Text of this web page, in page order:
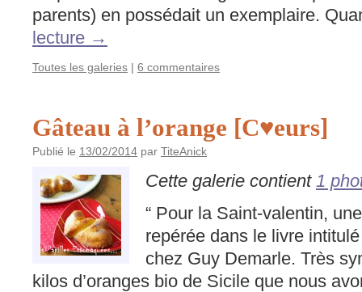
parents) en possédait un exemplaire.
lecture →
Toutes les galeries | 6 commentaires
Gâteau à l’orange [C♥eurs]
Publié le 13/02/2014 par TiteAnick
Cette galerie contient 1
“ Pour la Saint-valentin,
repérée dans le livre intitulé
chez Guy Demarle. Très
kilos d’oranges bio de Sicile que nous